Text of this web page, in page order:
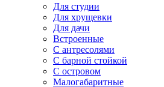
Для студии
Для хрущевки
Для дачи
Встроенные
С антресолями
С барной стойкой
С островом
Малогабаритные